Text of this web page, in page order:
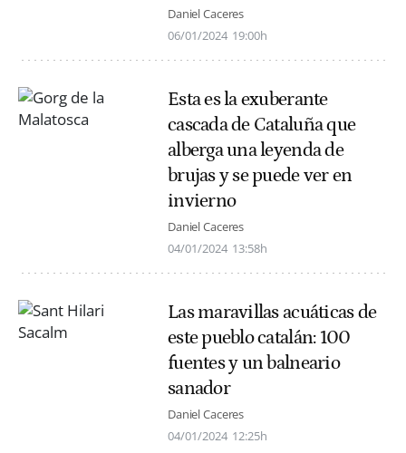
Daniel Caceres
06/01/2024 19:00h
Esta es la exuberante
cascada de Cataluña que
alberga una leyenda de
brujas y se puede ver en
invierno
Daniel Caceres
04/01/2024 13:58h
Las maravillas acuáticas de
este pueblo catalán: 100
fuentes y un balneario
sanador
Daniel Caceres
04/01/2024 12:25h